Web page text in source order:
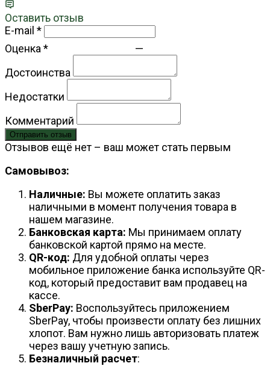
Оставить отзыв
E-mail *
Оценка*
—
Достоинства
Недостатки
Комментарий
Отправить отзыв
Отзывов ещё нет – ваш может стать первым
Самовывоз:
Наличные: Вы можете оплатить заказ
наличными в момент получения товара в
нашем магазине.
Банковская карта: Мы принимаем оплату
банковской картой прямо на месте.
QR-код: Для удобной оплаты через
мобильное приложение банка используйте QR-
код, который предоставит вам продавец на
кассе.
SberPay: Воспользуйтесь приложением
SberPay, чтобы произвести оплату без лишних
хлопот. Вам нужно лишь авторизовать платеж
через вашу учетную запись.
Безналичный расчет: